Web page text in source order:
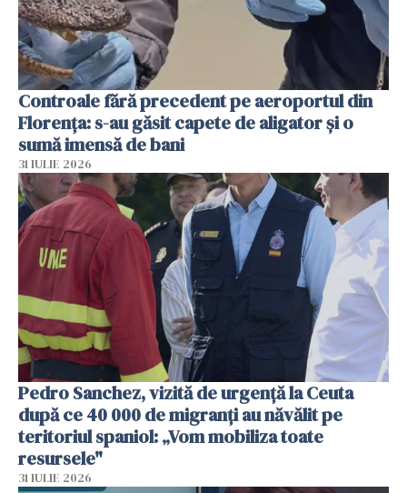
Controale fără precedent pe aeroportul din
Florența: s-au găsit capete de aligator și o
sumă imensă de bani
31 IULIE 2026
Pedro Sanchez, vizită de urgență la Ceuta
după ce 40 000 de migranți au năvălit pe
teritoriul spaniol: „Vom mobiliza toate
resursele"
31 IULIE 2026